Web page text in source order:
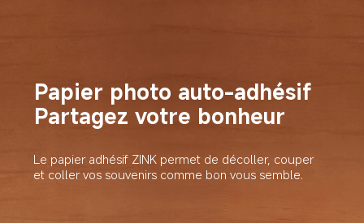
Papier photo auto-adhésif
Partagez votre bonheur
Le papier adhésif ZINK permet de décoller, couper
et coller vos souvenirs comme bon vous semble.